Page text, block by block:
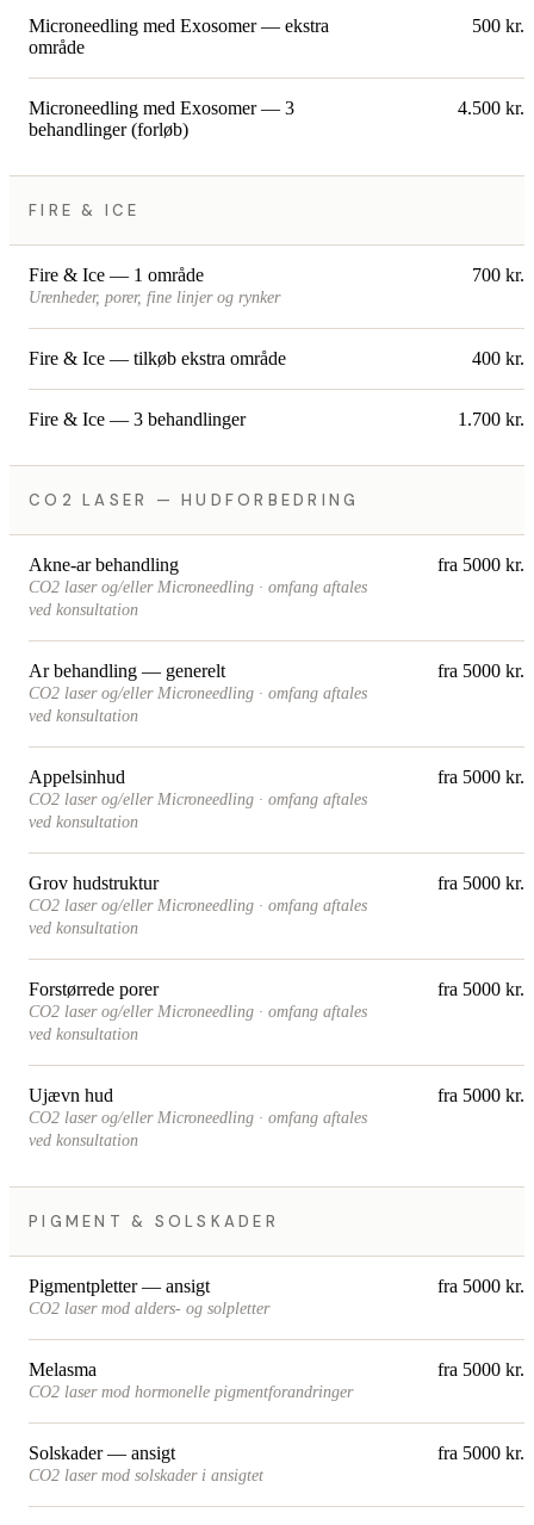
Microneedling med Exosomer — ekstra
område
500 kr.
Microneedling med Exosomer — 3
behandlinger (forløb)
4.500 kr.
FIRE & ICE
Fire & Ice — 1 område
Urenheder, porer, fine linjer og rynker
700 kr.
Fire & Ice — tilkøb ekstra område 400 kr.
Fire & Ice — 3 behandlinger 1.700 kr.
CO2 LASER — HUDFORBEDRING
Akne-ar behandling
CO2 laser og/eller Microneedling · omfang aftales
ved konsultation
fra 5000 kr.
Ar behandling — generelt
CO2 laser og/eller Microneedling · omfang aftales
ved konsultation
fra 5000 kr.
Appelsinhud
CO2 laser og/eller Microneedling · omfang aftales
ved konsultation
fra 5000 kr.
Grov hudstruktur
CO2 laser og/eller Microneedling · omfang aftales
ved konsultation
fra 5000 kr.
Forstørrede porer
CO2 laser og/eller Microneedling · omfang aftales
ved konsultation
fra 5000 kr.
Ujævn hud
CO2 laser og/eller Microneedling · omfang aftales
ved konsultation
fra 5000 kr.
PIGMENT & SOLSKADER
Pigmentpletter — ansigt
CO2 laser mod alders- og solpletter
fra 5000 kr.
Melasma
CO2 laser mod hormonelle pigmentforandringer
fra 5000 kr.
Solskader — ansigt
CO2 laser mod solskader i ansigtet
fra 5000 kr.